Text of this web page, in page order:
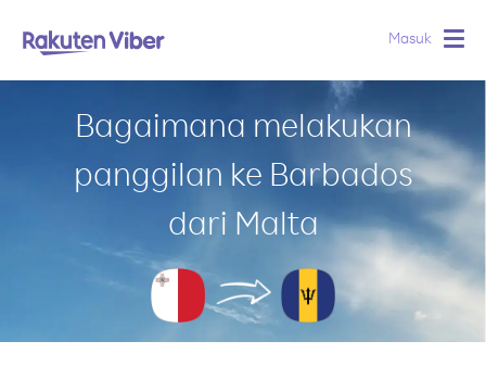
Masuk
Bagaimana melakukan
panggilan ke Barbados
dari Malta